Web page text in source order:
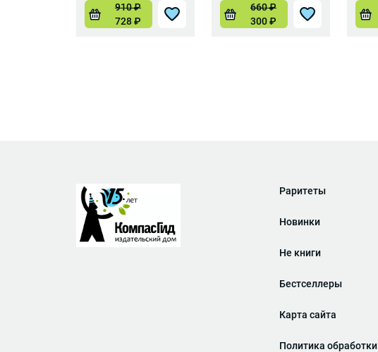
910₽
728₽
660₽
300₽
Раритеты
Новинки
Не книги
Бестселлеры
Карта сайта
Политика обработки